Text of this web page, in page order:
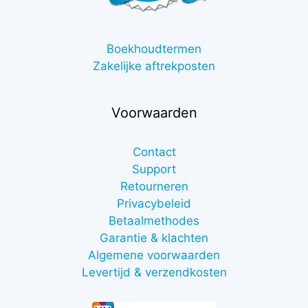
Boekhoudtermen
Zakelijke aftrekposten
Voorwaarden
Contact
Support
Retourneren
Privacybeleid
Betaalmethodes
Garantie & klachten
Algemene voorwaarden
Levertijd & verzendkosten